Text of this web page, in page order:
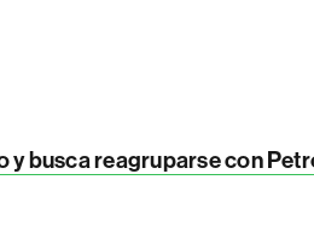
y busca reagruparse con